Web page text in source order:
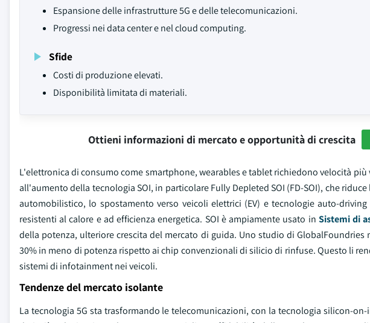
Espansione delle infrastrutture 5G e delle telecomunicazioni.
Progressi nei data center e nel cloud computing.
Sfide
Costi di produzione elevati.
Disponibilità limitata di materiali.
Ottieni informazioni di mercato e opportunità di crescita
L'elettronica di consumo come smartphone, wearables e tablet richiedono velocità
all'aumento della tecnologia SOI, in particolare Fully Depleted SOI (FD-SOI), che
automobilistico, lo spostamento verso veicoli elettrici (EV) e tecnologie auto-
resistenti al calore e ad efficienza energetica. SOI è ampiamente usato in Sistemi di
della potenza, ulteriore crescita del mercato di guida. Uno studio di
30% in meno di potenza rispetto ai chip convenzionali di silicio di rinfuse. Questo li
sistemi di infotainment nei veicoli.
Tendenze del mercato isolante
La tecnologia 5G sta trasformando le telecomunicazioni, con la tecnologia silicon-